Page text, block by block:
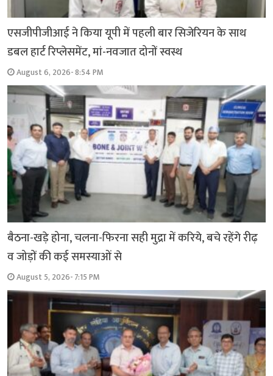
एसजीपीजीआई ने किया यूपी में पहली बार सिजेरियन के साथ
डबल हार्ट रिप्लेसमेंट, मां-नवजात दोनों स्वस्थ
August 6, 2026- 8:54 PM
बैठना-खड़े होना, चलना-फिरना सही मुद्रा में करिये, बचे रहेंगे रीढ़
व जोड़ों की कई समस्याओं से
August 5, 2026- 7:15 PM